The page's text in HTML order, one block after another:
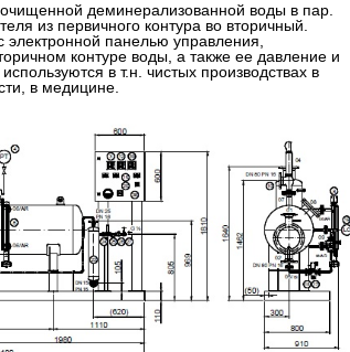
деминерализованной воды в пар.
из первичного контура во вторичный.
электронной панелью управления,
контуре воды, а также ее давление и
в т.н. чистых производствах в
в медицине.